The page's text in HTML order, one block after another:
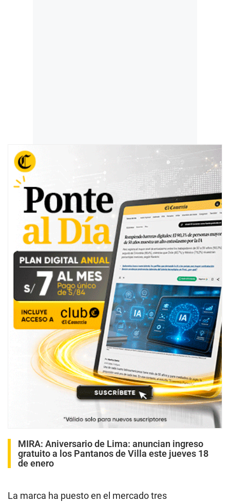
MIRA: Aniversario de Lima: anuncian ingreso
gratuito a los Pantanos de Villa este jueves 18
de enero
La marca ha puesto en el mercado tres